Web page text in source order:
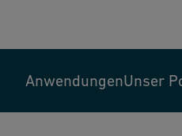
AnwendungenUnser